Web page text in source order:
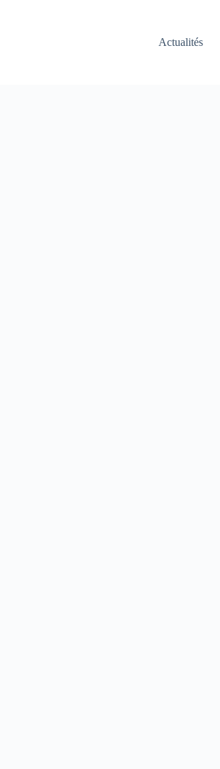
Actualités